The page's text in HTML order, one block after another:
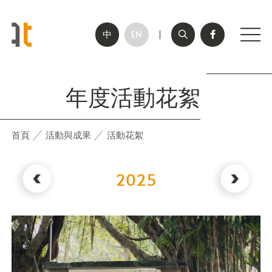
中 EN
搜尋 Facebook社群
手機
年度活動花絮
首頁 活動與成果 活動花絮
2025